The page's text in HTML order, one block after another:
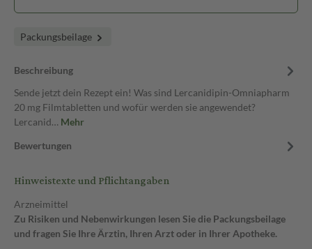
Packungsbeilage
Beschreibung
Sende jetzt dein Rezept ein! Was sind Lercanidipin-Omniapharm
20 mg Filmtabletten und wofür werden sie angewendet?
Lercanid… Mehr
Bewertungen
Hinweistexte und Pflichtangaben
Arzneimittel
Zu Risiken und Nebenwirkungen lesen Sie die Packungsbeilage
und fragen Sie Ihre Ärztin, Ihren Arzt oder in Ihrer Apotheke.